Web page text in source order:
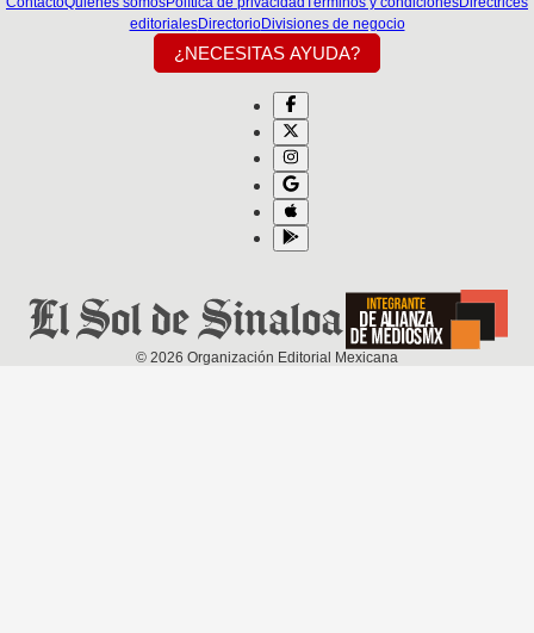
editorialesDirectorioDivisiones de negocio
¿NECESITAS AYUDA?
© 2026 Organización Editorial Mexicana